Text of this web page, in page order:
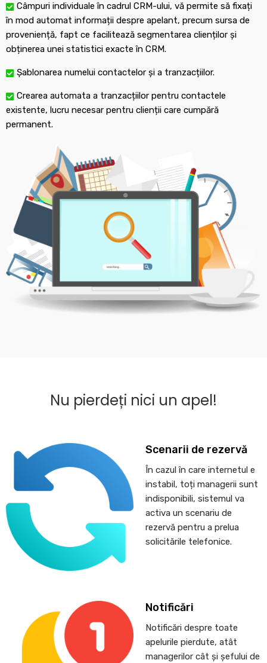
Câmpuri individuale în cadrul CRM-ului, vă permite să fixați
în mod automat informații despre apelant, precum sursa de
proveniență, fapt ce facilitează segmentarea clienților și
obținerea unei statistici exacte în CRM.
Șablonarea numelui contactelor și a tranzacțiilor.
Crearea automata a tranzacțiilor pentru contactele
existente, lucru necesar pentru clienții care cumpără
permanent.
Nu pierdeți nici un apel!
Scenarii de rezervă
În cazul în care internetul e
instabil, toți managerii sunt
indisponibili, sistemul va
activa un scenariu de
rezervă pentru a prelua
solicitările telefonice.
Notificări
Notificări despre toate
apelurile pierdute, atât
managerilor cât și șefului de